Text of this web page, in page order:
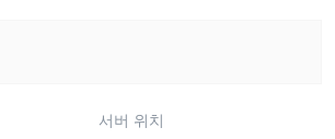
서버 위치